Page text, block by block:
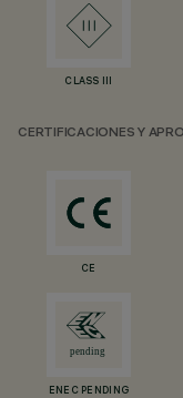
CLASS III
CERTIFICACIONES Y
CE
ENEC PENDING